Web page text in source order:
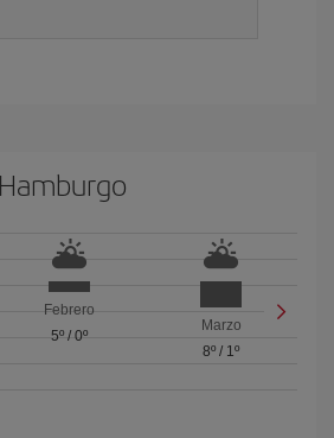
Febrero
5º/ 0º
Marzo
8º / 1º